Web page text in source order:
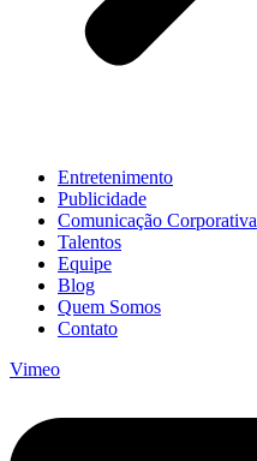
Entretenimento
Publicidade
Comunicação Corporativa
Talentos
Equipe
Blog
Quem Somos
Contato
Vimeo